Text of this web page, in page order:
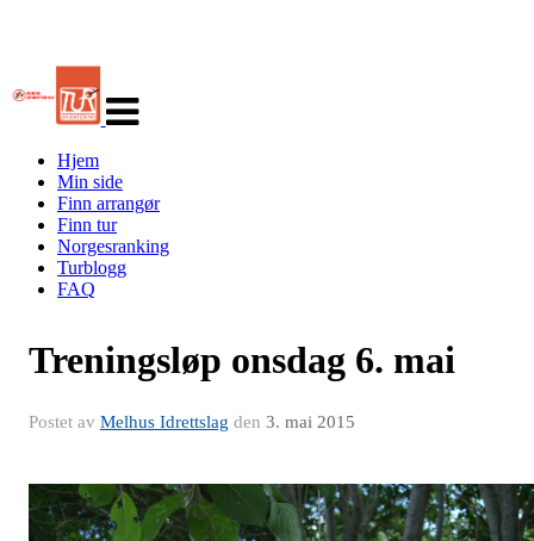
navigasjon
Hjem
Min side
Finn arrangør
Finn tur
Norgesranking
Turblogg
FAQ
Treningsløp onsdag 6. mai
Postet av Melhus Idrettslag den 3. mai 2015